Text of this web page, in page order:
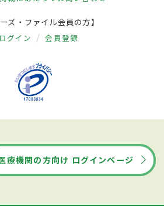
ーズ・ファイル会員の方】
ログイン 会員登録
療機関の方向け ログインページ